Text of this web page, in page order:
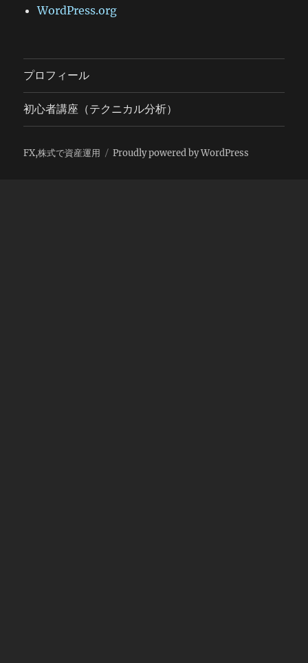
WordPress.org
プロフィール
初心者講座（テクニカル分析）
FX,株式で資産運用 Proudly powered by WordPress